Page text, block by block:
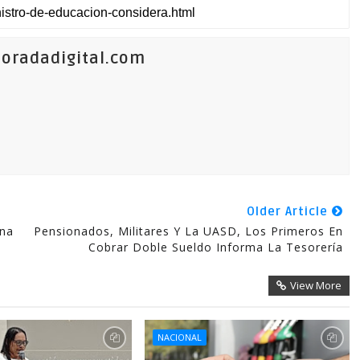
Older Article
Pensionados, Militares Y La UASD, Los Primeros En
Cobrar Doble Sueldo Informa La Tesorería
View More
NACIONAL